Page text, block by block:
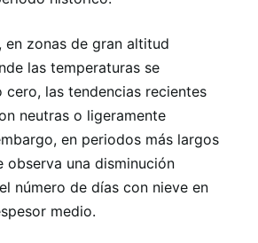
en zonas de gran altitud
las temperaturas se
cero, las tendencias recientes
neutras o ligeramente
en periodos más largos
observa una disminución
número de días con nieve en
medio.